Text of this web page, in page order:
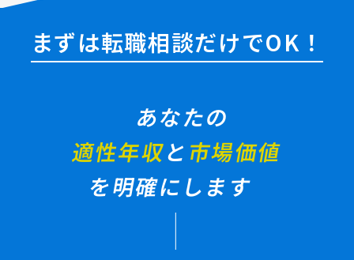
まずは転職相談だけでOK！
あなたの
適性年収と市場価値
を明確にします